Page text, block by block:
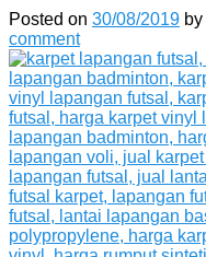
Posted on 30/08/2019 by
comment